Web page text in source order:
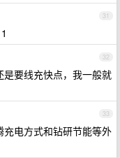
31
32
要线充快点，我一般就
33
电方式和钻研节能等外